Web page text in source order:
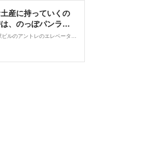
産に持っていくの
、のっぽパンラス
沼津駅南口のキヨ
しん
沼津駅南口改札前。駅ビルのアントレのエレベーター前にある、Kioskキヨスクで、のっぽパンラスク売ってる。沼津のご当地パンとして有名なのっぽパン。「ちょっと遠出するので、お土産にパンはちょっと・・・」の時に、日持ちするので助かるのっぽパンラスク。キリンの紙袋